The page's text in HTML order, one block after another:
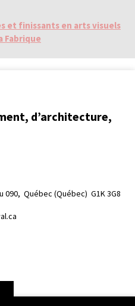
et finissants en arts visuels
Fabrique
d’architecture,
090, Québec (Québec)  G1K 3G8